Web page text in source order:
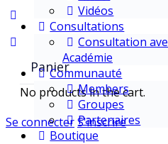
Panier
No products in the cart.
Se connecterS'inscrire
Vidéos
Consultations
Consultation
Académie
Communauté
Members
Groupes
Partenaires
Boutique